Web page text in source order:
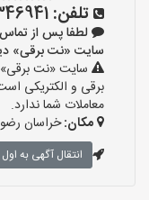
تلفن:
لطفا پس از
سایت «نت برقی» دیده ام و
سایت «نت
برقی و الکتریکی
معاملات شما ندارد.
مکان:خراسان
انتقال آگهی به